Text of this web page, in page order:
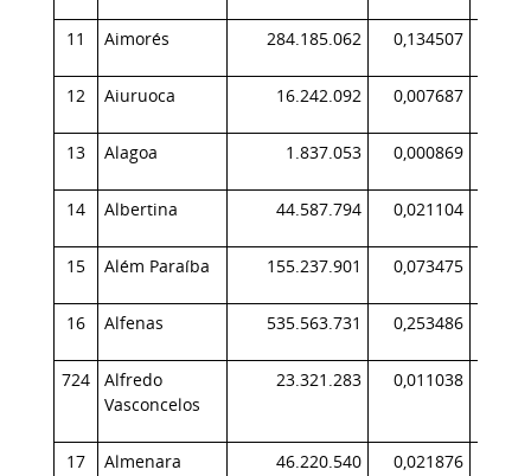
11 Aimorés 284.185.062 0,134507
12 Aiuruoca 16.242.092 0,007687
13 Alagoa 1.837.053 0,000869
14 Albertina 44.587.794 0,021104
15 Além Paraíba 155.237.901 0,073475
16 Alfenas 535.563.731 0,253486
724
Alfredo
Vasconcelos
23.321.283 0,011038
17 Almenara 46.220.540 0,021876